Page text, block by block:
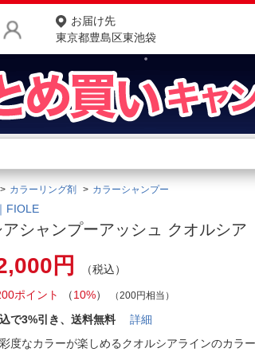
お届け先
東京都豊島区東池袋
商品をさがす
ランキングからさがす
カテゴリ一覧からさがす
お客様サポート
ご利用ガイド
カラーリング剤 カラーシャンプー
FIOLE
アシャンプーアッシュ クオルシア
円
（税込）
ポイント （10%） （200円相当）
込で3%引き、送料無料詳細
度なカラーが楽しめるクオルシアラインのカラ